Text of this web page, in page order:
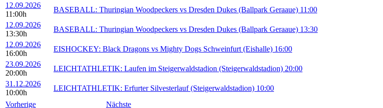
12.09.2026
11:00h
BASEBALL: Thuringian Woodpeckers vs Dresden Dukes (Ballpark Geraaue) 11:00
12.09.2026
13:30h
BASEBALL: Thuringian Woodpeckers vs Dresden Dukes (Ballpark Geraaue) 13:30
12.09.2026
16:00h
EISHOCKEY: Black Dragons vs Mighty Dogs Schweinfurt (Eishalle) 16:00
23.09.2026
20:00h
LEICHTATHLETIK: Laufen im Steigerwaldstadion (Steigerwaldstadion) 20:00
31.12.2026
10:00h
LEICHTATHLETIK: Erfurter Silvesterlauf (Steigerwaldstadion) 10:00
Vorherige
Nächste